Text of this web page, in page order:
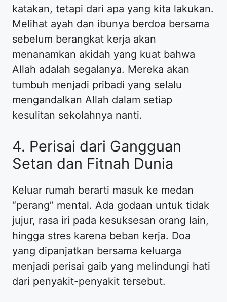
katakan, tetapi dari apa yang kita lakukan.
Melihat ayah dan ibunya berdoa bersama
sebelum berangkat kerja akan
menanamkan akidah yang kuat bahwa
Allah adalah segalanya. Mereka akan
tumbuh menjadi pribadi yang selalu
mengandalkan Allah dalam setiap
kesulitan sekolahnya nanti.
4. Perisai dari Gangguan
Setan dan Fitnah Dunia
Keluar rumah berarti masuk ke medan
“perang” mental. Ada godaan untuk tidak
jujur, rasa iri pada kesuksesan orang lain,
hingga stres karena beban kerja. Doa
yang dipanjatkan bersama keluarga
menjadi perisai gaib yang melindungi hati
dari penyakit-penyakit tersebut.